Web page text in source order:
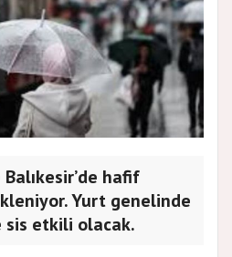
hafif
Yurt genelinde
sis etkili olacak.